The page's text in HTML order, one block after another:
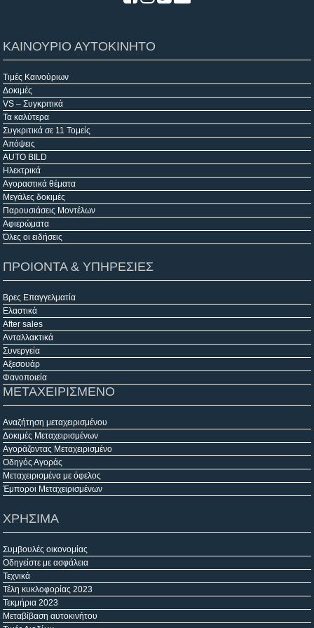
ΚΑΙΝΟΥΡΙΟ ΑΥΤΟΚΙΝΗΤΟ
Τιμές Καινούριων
Δοκιμές
VS – Συγκριτικά
Τα καλύτερα
Συγκριτικά σε 11 Τομείς
Απόψεις
AUTO BILD
Ηλεκτρικά
Αγοραστικά θέματα
Μεγάλες δοκιμές
Παρουσιάσεις Μοντέλων
Αφιερώματα
Όλες οι ειδήσεις
ΠΡΟΙΟΝΤΑ & ΥΠΗΡΕΣΙΕΣ
Βρες Επαγγελματία
Ελαστικά
After sales
Ανταλλακτικά
Συνεργεία
Αξεσουάρ
Φανοποιεία
ΜΕΤΑΧΕΙΡΙΣΜΕΝΟ
Αναζήτηση μεταχειρισμένου
Δοκιμές Μεταχειρισμένων
Αγοράζοντας Μεταχειρισμένο
Οδηγός Αγοράς
Μεταχειρισμένα με όφελος
Έμποροι Μεταχειρισμένων
ΧΡΗΣΙΜΑ
Συμβουλές οικονομίας
Οδηγείστε με ασφάλεια
Τεχνικά
Τέλη κυκλοφορίας 2023
Τεκμήρια 2023
Μεταβίβαση αυτοκινήτου